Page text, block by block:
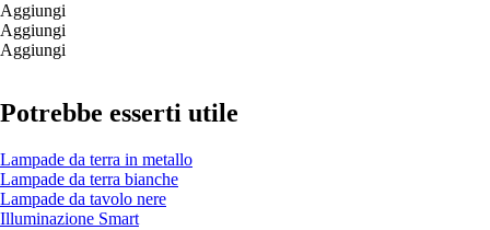
Aggiungi
Aggiungi
Aggiungi
Potrebbe esserti utile
Lampade da terra in metallo
Lampade da terra bianche
Lampade da tavolo nere
Illuminazione Smart